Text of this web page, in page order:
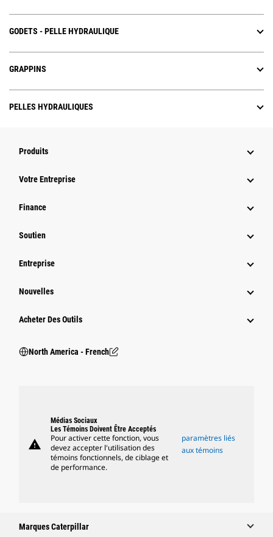
GODETS - PELLE HYDRAULIQUE
GRAPPINS
PELLES HYDRAULIQUES
Produits
Votre Entreprise
Finance
Soutien
Entreprise
Nouvelles
Acheter Des Outils
North America - French
warning
Médias Sociaux
Les Témoins Doivent Être Acceptés
Pour activer cette fonction, vous
devez accepter l'utilisation des
témoins fonctionnels, de ciblage et
de performance.
paramètres liés
aux témoins
Marques Caterpillar